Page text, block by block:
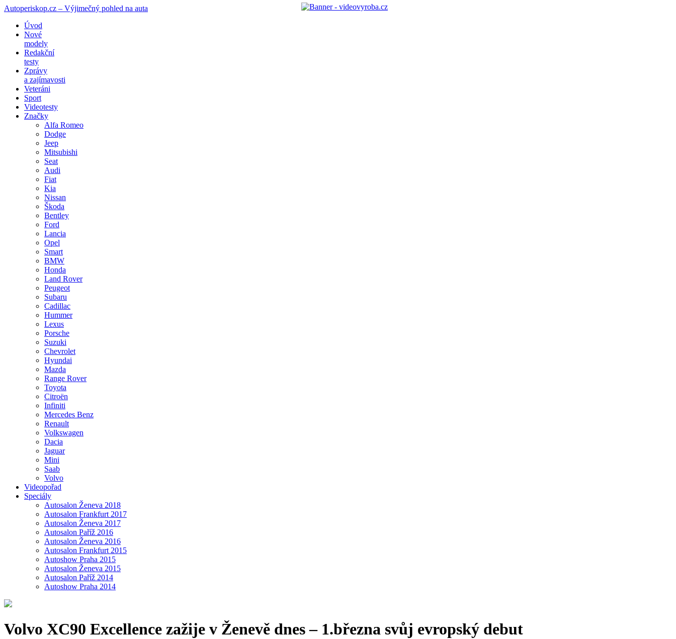
Autoperiskop.cz – Výjimečný pohled na auta
Přejít
obsahu
webu
Úvod
Nové
modely
Redakční
testy
Zprávy
a zajímavosti
Veteráni
Sport
Videotesty
Značky
Alfa Romeo
Dodge
Jeep
Mitsubishi
Seat
Audi
Fiat
Kia
Nissan
Škoda
Bentley
Ford
Lancia
Opel
Smart
BMW
Honda
Land Rover
Peugeot
Subaru
Cadillac
Hummer
Lexus
Porsche
Suzuki
Chevrolet
Hyundai
Mazda
Range Rover
Toyota
Citroën
Infiniti
Mercedes Benz
Renault
Volkswagen
Dacia
Jaguar
Mini
Saab
Volvo
Videopořad
Speciály
Autosalon Ženeva 2018
Autosalon Frankfurt 2017
Autosalon Ženeva 2017
Autosalon Paříž 2016
Autosalon Ženeva 2016
Autosalon Frankfurt 2015
Autoshow Praha 2015
Autosalon Ženeva 2015
Autosalon Paříž 2014
Autoshow Praha 2014
Volvo XC90 Excellence zažije v Ženevě dnes – 1.března svůj evropský debut